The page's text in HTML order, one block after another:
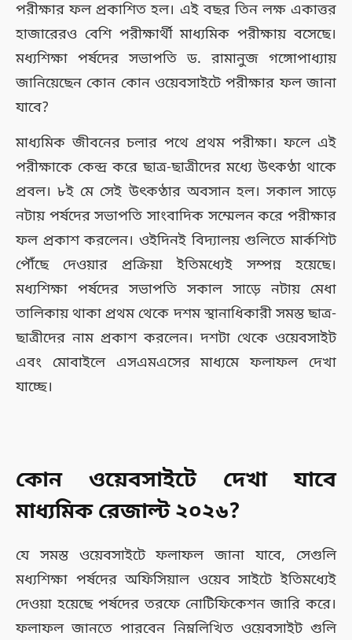
পরীক্ষার ফল প্রকাশিত হল। এই বছর তিন লক্ষ একাত্তর
হাজারেরও বেশি পরীক্ষার্থী মাধ্যমিক পরীক্ষায় বসেছে।
মধ্যশিক্ষা পর্ষদের সভাপতি ড. রামানুজ গঙ্গোপাধ্যায়
জানিয়েছেন কোন কোন ওয়েবসাইটে পরীক্ষার ফল জানা
যাবে?
মাধ্যমিক জীবনের চলার পথে প্রথম পরীক্ষা। ফলে এই
পরীক্ষাকে কেন্দ্র করে ছাত্র-ছাত্রীদের মধ্যে উৎকণ্ঠা থাকে
প্রবল। ৮ই মে সেই উৎকণ্ঠার অবসান হল। সকাল সাড়ে
নটায় পর্ষদের সভাপতি সাংবাদিক সম্মেলন করে পরীক্ষার
ফল প্রকাশ করলেন। ওইদিনই বিদ্যালয় গুলিতে মার্কশিট
পৌঁছে দেওয়ার প্রক্রিয়া ইতিমধ্যেই সম্পন্ন হয়েছে।
মধ্যশিক্ষা পর্ষদের সভাপতি সকাল সাড়ে নটায় মেধা
তালিকায় থাকা প্রথম থেকে দশম স্থানাধিকারী সমস্ত ছাত্র-
ছাত্রীদের নাম প্রকাশ করলেন। দশটা থেকে ওয়েবসাইট
এবং মোবাইলে এসএমএসের মাধ্যমে ফলাফল দেখা
যাচ্ছে।
কোন ওয়েবসাইটে দেখা যাবে
মাধ্যমিক রেজাল্ট ২০২৬?
যে সমস্ত ওয়েবসাইটে ফলাফল জানা যাবে, সেগুলি
মধ্যশিক্ষা পর্ষদের অফিসিয়াল ওয়েব সাইটে ইতিমধ্যেই
দেওয়া হয়েছে পর্ষদের তরফে নোটিফিকেশন জারি করে।
ফলাফল জানতে পারবেন নিম্নলিখিত ওয়েবসাইট গুলি